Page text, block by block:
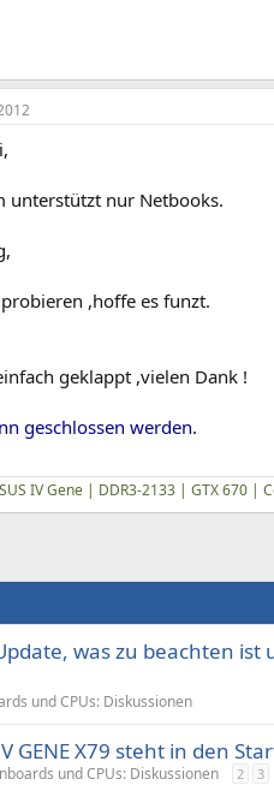
unterstützt nur Netbooks.
,hoffe es funzt.
geklappt ,vielen Dank !
geschlossen werden.
IV Gene | DDR3-2133 | GTX 670 |
was zu beachten ist
und CPUs: Diskussionen
GENE X79 steht in den
und CPUs: Diskussionen 2 3